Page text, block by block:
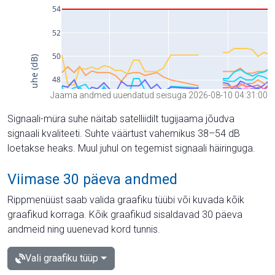
Jaama andmed uuendatud seisuga 2026-08-10 04:31:00
Signaali-müra suhe näitab satelliidilt tugijaama jõudva
signaali kvaliteeti. Suhte väärtust vahemikus 38–54 dB
loetakse heaks. Muul juhul on tegemist signaali häiringuga.
Viimase 30 päeva andmed
Rippmenüüst saab valida graafiku tüübi või kuvada kõik
graafikud korraga. Kõik graafikud sisaldavad 30 päeva
andmeid ning uuenevad kord tunnis.
Vali graafiku tüüp